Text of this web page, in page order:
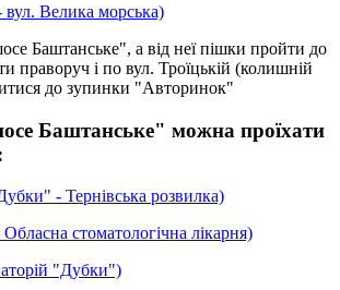
Велика морська)
Баштанське", а від неї пішки пройти до
праворуч і по вул. Троїцькій (колишній
до зупинки "Авторинок"
Баштанське" можна проїхати
- Тернівська розвилка)
стоматологічна лікарня)
"Дубки")